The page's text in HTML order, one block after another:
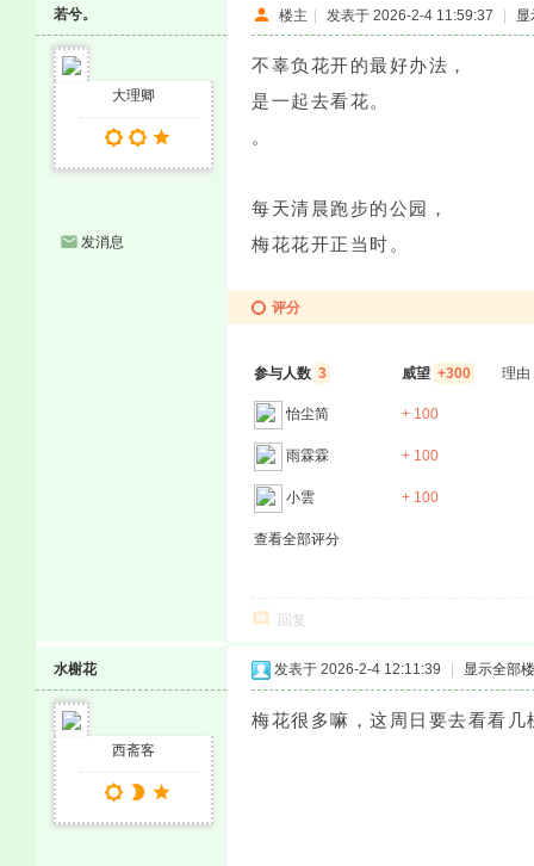
忧若兮。
大理卿
发消息
楼主 | 发表于 2026-2-4 11:59:37 | 显
不辜负花开的最好办法，
是一起去看花。
。
每天清晨跑步的公园，
梅花花开正当时。
评分
参与人数 3 威望 +300 理由
怡尘简 + 100
雨霖霖 + 100
小雲 + 100
查看全部评分
回复
水榭花
西斋客
发表于 2026-2-4 12:11:39 显示全部
梅花很多嘛，这周日要去看看